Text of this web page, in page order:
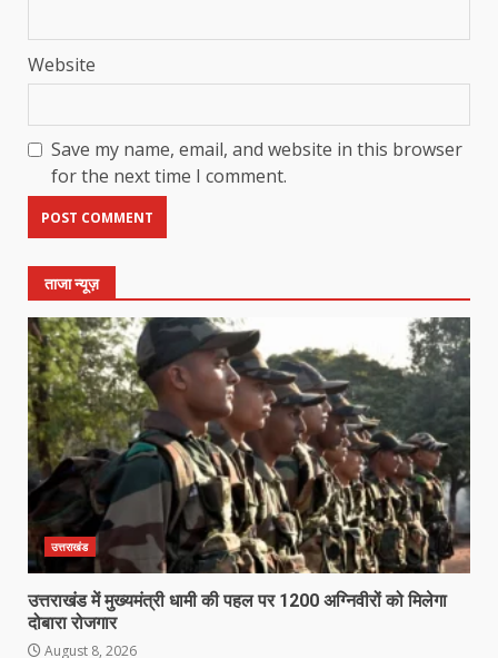
Website
Save my name, email, and website in this browser
for the next time I comment.
ताजा न्यूज़
उत्तराखंड
उत्तराखंड में मुख्यमंत्री धामी की पहल पर 1200 अग्निवीरों को मिलेगा
दोबारा रोजगार
August 8, 2026